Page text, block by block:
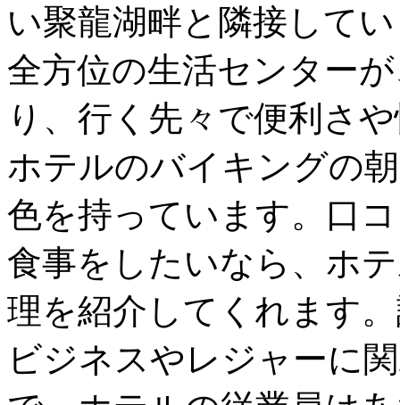
い聚龍湖畔と隣接して
全方位の生活センター
り、行く先々で便利さ
ホテルのバイキングの
色を持っています。口
食事をしたいなら、ホ
理を紹介してくれます
ビジネスやレジャーに